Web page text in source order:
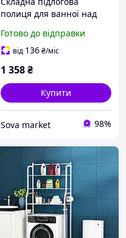
полиця для ванної над
туалетом 47х160х25, Біла
Готово до відправки
від 136₴/міс
1 358₴
Купити
Sova market 98%